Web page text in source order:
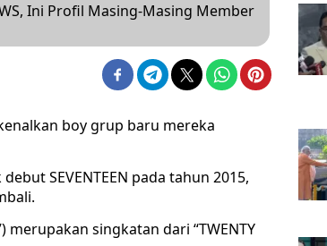
Ini Profil Masing-Masing Member
boy grup baru mereka
SEVENTEEN pada tahun 2015,
merupakan singkatan dari “TWENTY